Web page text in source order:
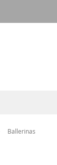
Ballerinas